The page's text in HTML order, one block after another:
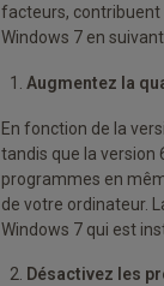
facteurs, contribuent
Windows 7 en
Augmentez la
En fonction de la
tandis que la version
programmes en
de votre ordinateur.
Windows 7 qui est
Désactivez les